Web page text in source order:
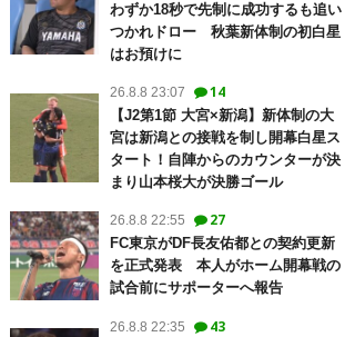
わずか18秒で先制に成功するも追い
つかれドロー 秋葉新体制の初白星
はお預けに
26.8.8 23:07 14
【J2第1節 大宮×新潟】新体制の大
宮は新潟との接戦を制し開幕白星ス
タート！自陣からのカウンターが決
まり山本桜大が決勝ゴール
26.8.8 22:55 27
FC東京がDF長友佑都との契約更新
を正式発表 本人がホーム開幕戦の
試合前にサポーターへ報告
26.8.8 22:35 43